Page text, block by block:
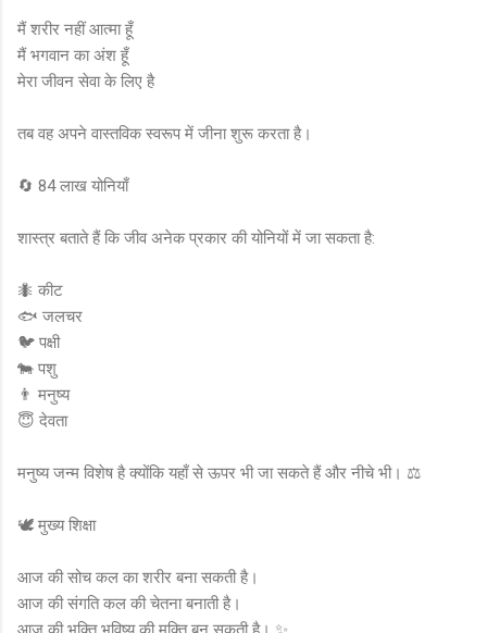
मैं शरीर नहीं आत्मा हूँ
मैं भगवान का अंश हूँ
मेरा जीवन सेवा के लिए है
तब वह अपने वास्तविक स्वरूप में जीना शुरू करता है।
🔄 84 लाख योनियाँ
शास्त्र बताते हैं कि जीव अनेक प्रकार की योनियों में जा सकता है:
🐜 कीट
🐟 जलचर
🐦 पक्षी
🐄 पशु
👨 मनुष्य
😇 देवता
मनुष्य जन्म विशेष है क्योंकि यहाँ से ऊपर भी जा सकते हैं और नीचे भी। ⚖️
🕊️ मुख्य शिक्षा
आज की सोच कल का शरीर बना सकती है।
आज की संगति कल की चेतना बनाती है।